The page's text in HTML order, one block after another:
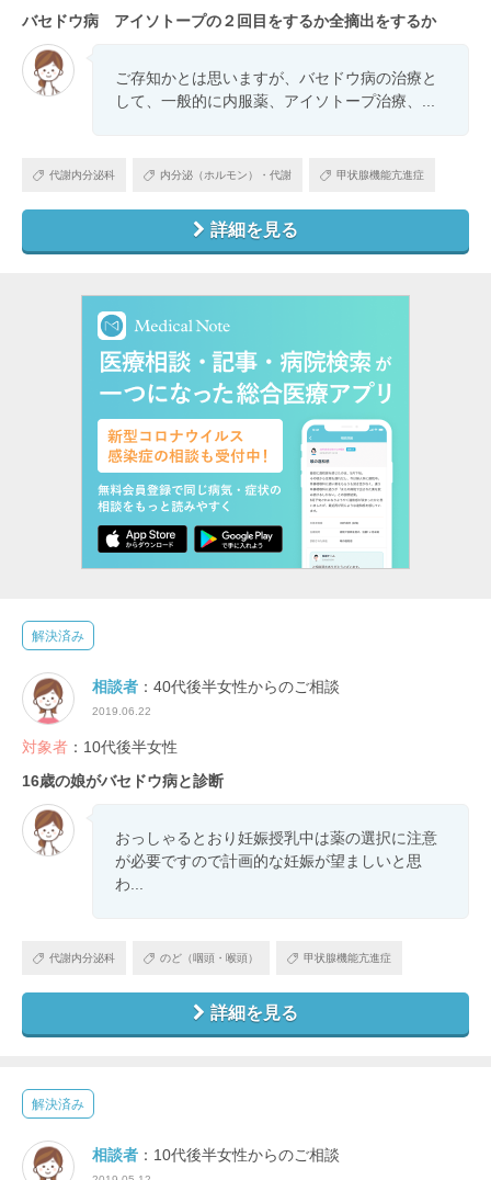
バセドウ病 アイソトープの２回目をするか全摘出をするか
ご存知かとは思いますが、バセドウ病の治療と
して、一般的に内服薬、アイソトープ治療、...
代謝内分泌科 内分泌（ホルモン）・代謝 甲状腺機能亢進症
詳細を見る
解決済み
相談者 ：40代後半女性からのご相談
2019.06.22
対象者 ：10代後半女性
16歳の娘がバセドウ病と診断
おっしゃるとおり妊娠授乳中は薬の選択に注意
が必要ですので計画的な妊娠が望ましいと思
わ...
代謝内分泌科 のど（咽頭・喉頭） 甲状腺機能亢進症
詳細を見る
解決済み
相談者 ：10代後半女性からのご相談